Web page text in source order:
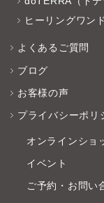
ヒーリングワンド
よくあるご質問
ブログ
お客様の声
プライバシーポリ
オンラインショ
イベント
ご予約・お問い